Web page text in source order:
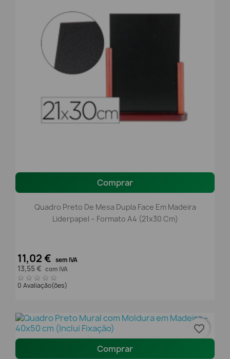
Comprar
Quadro Preto De Mesa Dupla Face Em Madeira
Liderpapel – Formato A4 (21x30 Cm)
11,02 € sem IVA
13,55 € com IVA
0 Avaliação(ões)
Comprar
favorite_border